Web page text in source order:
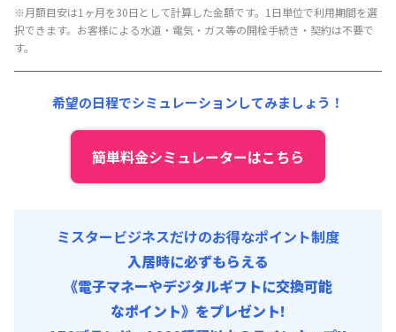
月額賃料目安(30日利用)
賃料 : 123,000円/月 (4,100円/日)
光熱費他 :
※月額目安は1ヶ月を30日として計算した金額です。1日単位で利用期間を選
択できます。お客様による水道・電気・ガス等の開栓手続き・契約は不要で
す。
希望の日程でシミュレーションしてみましょう！
簡単料金シミュレーターはこちら
ミスタービジネスだけのお得なポイント制度
入居時に必ずもらえる
《電子マネーやデジタルギフトに交換可能
なポイント》をプレゼント!